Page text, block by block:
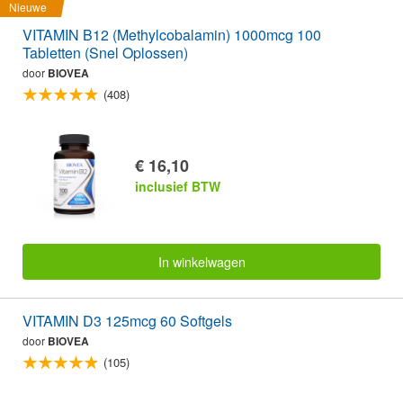
Nieuwe
VITAMIN B12 (Methylcobalamin) 1000mcg 100
Tabletten (Snel Oplossen)
door BIOVEA
(408)
€ 16,10
inclusief BTW
In winkelwagen
VITAMIN D3 125mcg 60 Softgels
door BIOVEA
(105)